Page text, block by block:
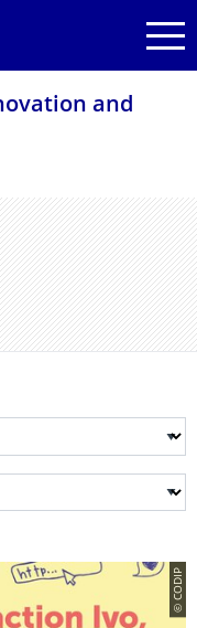
and
© CODIP